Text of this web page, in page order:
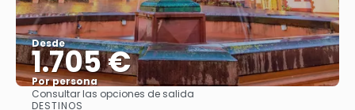
Desde
1.705 €
Por persona
Ver
Consultar las opciones de salida
DESTINOS